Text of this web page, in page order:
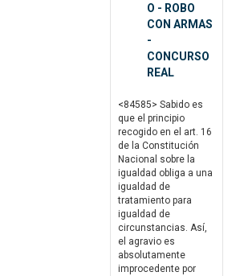
O - ROBO
CON ARMAS
-
CONCURSO
REAL
<84585> Sabido es
que el principio
recogido en el art. 16
de la Constitución
Nacional sobre la
igualdad obliga a una
igualdad de
tratamiento para
igualdad de
circunstancias. Así,
el agravio es
absolutamente
improcedente por